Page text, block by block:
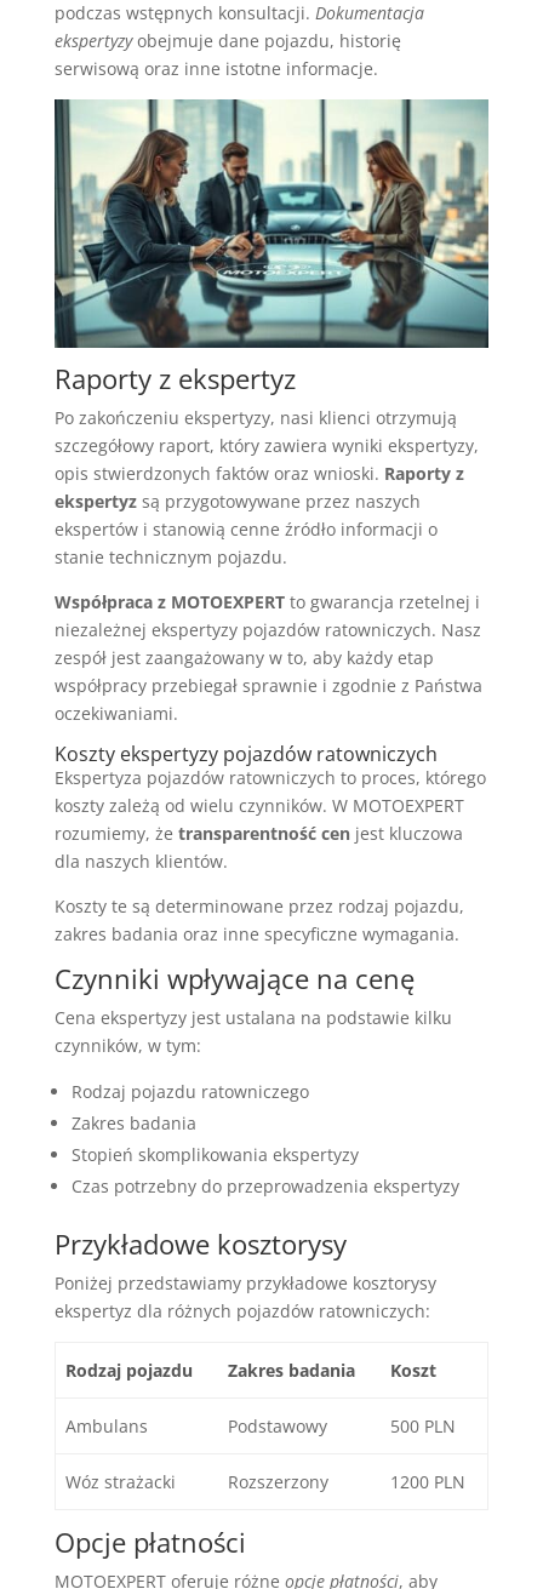
podczas wstępnych konsultacji. Dokumentacja
ekspertyzyobejmuje dane pojazdu, historię
serwisową oraz inne istotne informacje.
Raporty z ekspertyz
Po zakończeniu ekspertyzy, nasi klienci otrzymują
szczegółowy raport, który zawiera wyniki ekspertyzy,
opis stwierdzonych faktów oraz wnioski. Raporty z
ekspertyzsą przygotowywane przez naszych
ekspertów i stanowią cenne źródło informacji o
stanie technicznym pojazdu.
Współpraca z MOTOEXPERTto gwarancja rzetelnej i
niezależnej ekspertyzy pojazdów ratowniczych. Nasz
zespół jest zaangażowany w to, aby każdy etap
współpracy przebiegał sprawnie i zgodnie z Państwa
oczekiwaniami.
Koszty ekspertyzy pojazdów ratowniczych
Ekspertyza pojazdów ratowniczych to proces, którego
koszty zależą od wielu czynników. W MOTOEXPERT
rozumiemy, że transparentność cenjest kluczowa
dla naszych klientów.
Koszty te są determinowane przez rodzaj pojazdu,
zakres badania oraz inne specyficzne wymagania.
Czynniki wpływające na cenę
Cena ekspertyzy jest ustalana na podstawie kilku
czynników, w tym:
Rodzaj pojazdu ratowniczego
Zakres badania
Stopień skomplikowania ekspertyzy
Czas potrzebny do przeprowadzenia ekspertyzy
Przykładowe kosztorysy
Poniżej przedstawiamy przykładowe kosztorysy
ekspertyz dla różnych pojazdów ratowniczych:
Rodzaj pojazdu Zakres badania Koszt
Ambulans Podstawowy 500 PLN
Wóz strażacki Rozszerzony 1200 PLN
Opcje płatności
MOTOEXPERT oferuje różne opcje płatności, aby